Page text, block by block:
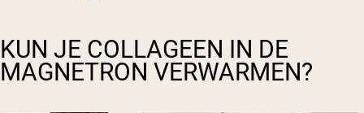
KUN JE COLLAGEEN IN DE
MAGNETRON VERWARMEN?